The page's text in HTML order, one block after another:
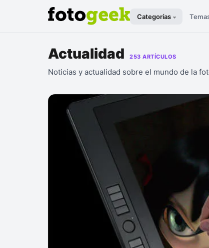
Categorías
Actualidad 253 ARTÍCULOS
Noticias y actualidad sobre el mundo de la